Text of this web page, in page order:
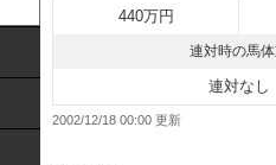
440万円
連対時の馬
連対なし
2002/12/18 00:00